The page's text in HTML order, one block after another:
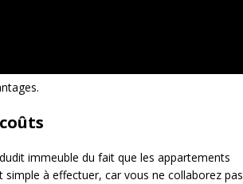
immeuble du fait que les appartements
à effectuer, car vous ne collaborez pas